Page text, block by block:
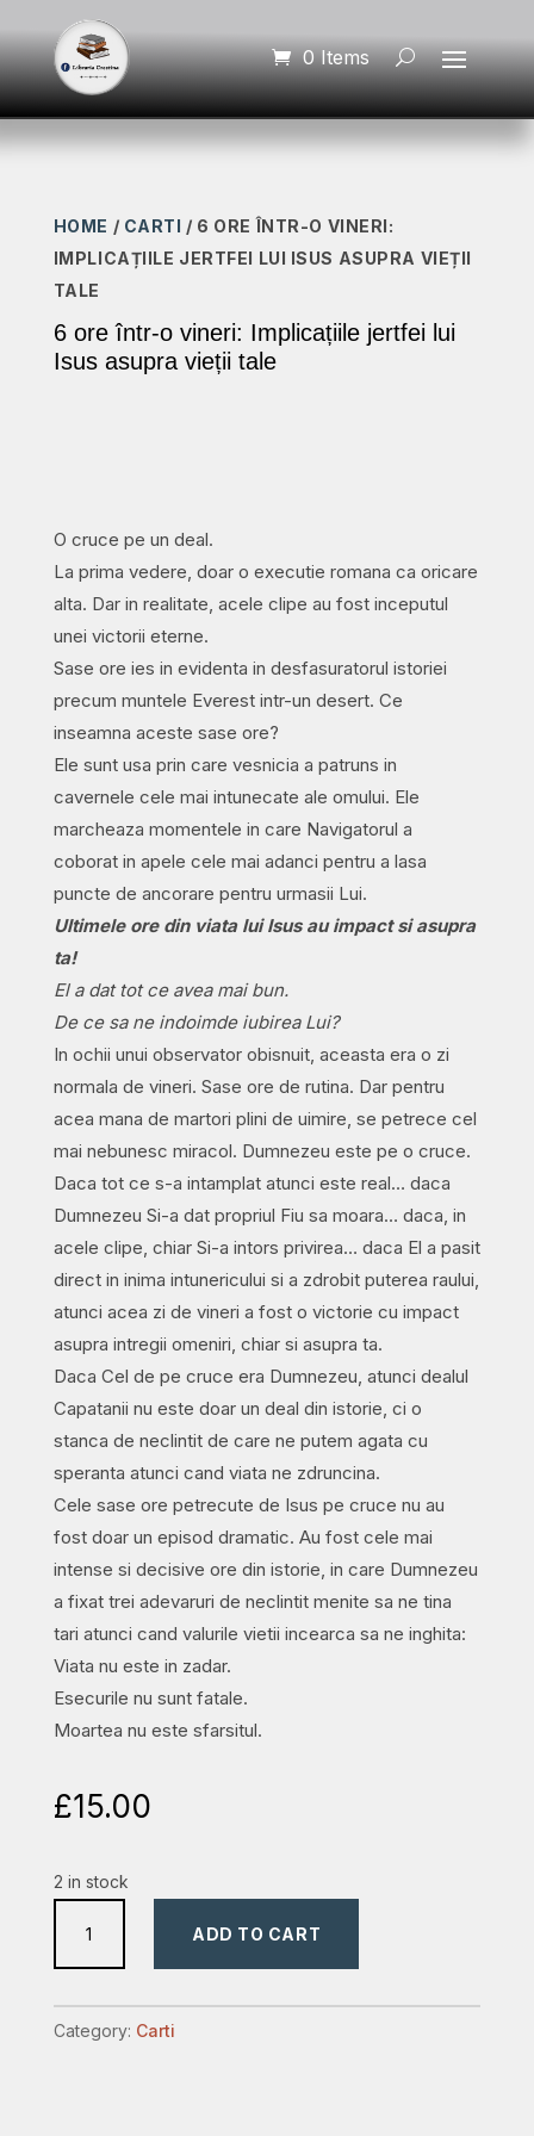
0 Items
HOME / CARTI / 6 ORE ÎNTR-O VINERI:
IMPLICAȚIILE JERTFEI LUI ISUS ASUPRA VIEȚII
TALE
6 ore într-o vineri: Implicațiile jertfei lui
Isus asupra vieții tale
O cruce pe un deal.
La prima vedere, doar o executie romana ca oricare
alta. Dar in realitate, acele clipe au fost inceputul
unei victorii eterne.
Sase ore ies in evidenta in desfasuratorul istoriei
precum muntele Everest intr-un desert. Ce
inseamna aceste sase ore?
Ele sunt usa prin care vesnicia a patruns in
cavernele cele mai intunecate ale omului. Ele
marcheaza momentele in care Navigatorul a
coborat in apele cele mai adanci pentru a lasa
puncte de ancorare pentru urmasii Lui.
Ultimele ore din viata lui Isus au impact si asupra
ta!
El a dat tot ce avea mai bun.
De ce sa ne indoimde iubirea Lui?
In ochii unui observator obisnuit, aceasta era o zi
normala de vineri. Sase ore de rutina. Dar pentru
acea mana de martori plini de uimire, se petrece cel
mai nebunesc miracol. Dumnezeu este pe o cruce.
Daca tot ce s-a intamplat atunci este real… daca
Dumnezeu Si-a dat propriul Fiu sa moara… daca, in
acele clipe, chiar Si-a intors privirea… daca El a pasit
direct in inima intunericului si a zdrobit puterea raului,
atunci acea zi de vineri a fost o victorie cu impact
asupra intregii omeniri, chiar si asupra ta.
Daca Cel de pe cruce era Dumnezeu, atunci dealul
Capatanii nu este doar un deal din istorie, ci o
stanca de neclintit de care ne putem agata cu
speranta atunci cand viata ne zdruncina.
Cele sase ore petrecute de Isus pe cruce nu au
fost doar un episod dramatic. Au fost cele mai
intense si decisive ore din istorie, in care Dumnezeu
a fixat trei adevaruri de neclintit menite sa ne tina
tari atunci cand valurile vietii incearca sa ne inghita:
Viata nu este in zadar.
Esecurile nu sunt fatale.
Moartea nu este sfarsitul.
£15.00
2 in stock
o
vineri:
ADD TO CART
Category: Carti